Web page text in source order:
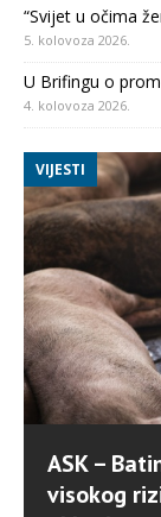
“Svijet u očima
5. kolovoza 2026.
U Brifingu o
4. kolovoza 2026.
VIJESTI
ASK –
visokog